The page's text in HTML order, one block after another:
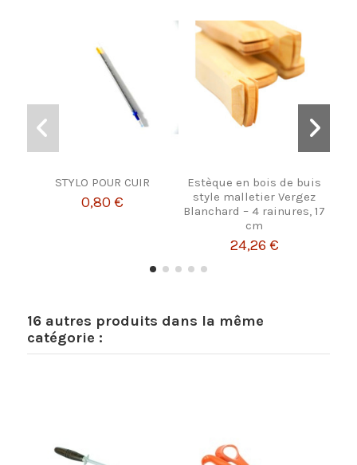
STYLO POUR CUIR
0,80 €
Estèque en bois de buis
style malletier Vergez
Blanchard – 4 rainures, 17
cm
24,26 €
16 autres produits dans la même
catégorie :